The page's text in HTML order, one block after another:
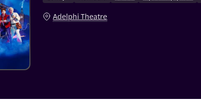
Adelphi Theatre